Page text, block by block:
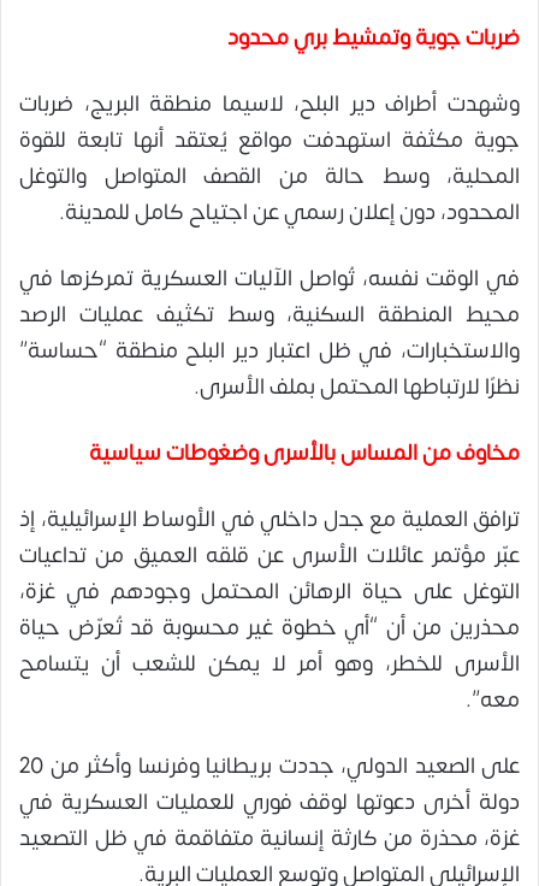
ضربات جوية وتمشيط بري محدود
وشهدت أطراف دير البلح، لاسيما منطقة البريج، ضربات
جوية مكثفة استهدفت مواقع يُعتقد أنها تابعة للقوة
المحلية، وسط حالة من القصف المتواصل والتوغل
المحدود، دون إعلان رسمي عن اجتياح كامل للمدينة.
في الوقت نفسه، تُواصل الآليات العسكرية تمركزها في
محيط المنطقة السكنية، وسط تكثيف عمليات الرصد
والاستخبارات، في ظل اعتبار دير البلح منطقة “حساسة”
نظرًا لارتباطها المحتمل بملف الأسرى.
مخاوف من المساس بالأسرى وضغوطات سياسية
ترافق العملية مع جدل داخلي في الأوساط الإسرائيلية، إذ
عبّر مؤتمر عائلات الأسرى عن قلقه العميق من تداعيات
التوغل على حياة الرهائن المحتمل وجودهم في غزة،
محذرين من أن “أي خطوة غير محسوبة قد تُعرّض حياة
الأسرى للخطر، وهو أمر لا يمكن للشعب أن يتسامح
معه”.
على الصعيد الدولي، جددت بريطانيا وفرنسا وأكثر من 20
دولة أخرى دعوتها لوقف فوري للعمليات العسكرية في
غزة، محذرة من كارثة إنسانية متفاقمة في ظل التصعيد
الإسرائيلي المتواصل وتوسع العمليات البرية.